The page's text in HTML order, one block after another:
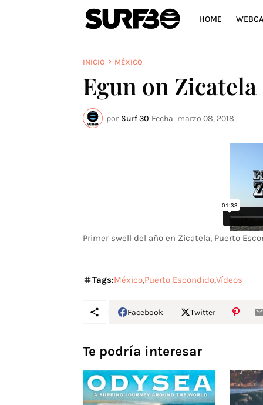
HOME
INICIO MÉXICO
Egun on Zicatela
por Surf 30 Fecha: marzo 08, 2018
Primer swell del año en Zicatela, Puerto
Tags:MéxicoPuerto EscondidoVídeos
Facebook Twitter
Te podría interesar